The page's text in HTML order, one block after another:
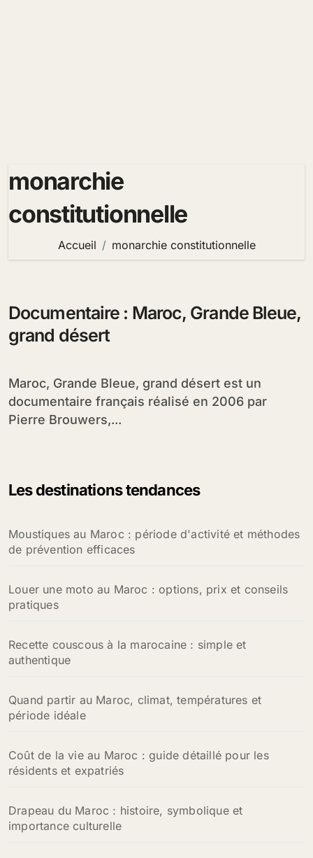
monarchie
constitutionnelle
Accueil monarchie constitutionnelle
Documentaire : Maroc, Grande Bleue,
grand désert
Maroc, Grande Bleue, grand désert est un
documentaire français réalisé en 2006 par
Pierre Brouwers,...
Les destinations tendances
Moustiques au Maroc : période d'activité et méthodes
de prévention efficaces
Louer une moto au Maroc : options, prix et conseils
pratiques
Recette couscous à la marocaine : simple et
authentique
Quand partir au Maroc, climat, températures et
période idéale
Coût de la vie au Maroc : guide détaillé pour les
résidents et expatriés
Drapeau du Maroc : histoire, symbolique et
importance culturelle